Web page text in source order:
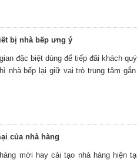
bị nhà bếp ưng ý
đặc biệt dùng để tiếp đãi khách
nhà bếp lại giữ vai trò trung tâm
của nhà hàng
mới hay cải tạo nhà hàng hiện